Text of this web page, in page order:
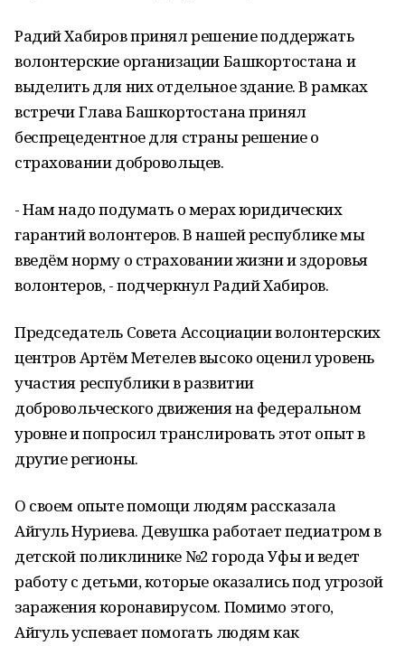
Радий Хабиров принял решение поддержать
волонтерские организации Башкортостана и
выделить для них отдельное здание. В рамках
встречи Глава Башкортостана принял
беспрецедентное для страны решение о
страховании добровольцев.
- Нам надо подумать о мерах юридических
гарантий волонтеров. В нашей республике мы
введём норму о страховании жизни и здоровья
волонтеров, - подчеркнул Радий Хабиров.
Председатель Совета Ассоциации волонтерских
центров Артём Метелев высоко оценил уровень
участия республики в развитии
добровольческого движения на федеральном
уровне и попросил транслировать этот опыт в
другие регионы.
О своем опыте помощи людям рассказала
Айгуль Нуриева. Девушка работает педиатром в
детской поликлинике №2 города Уфы и ведет
работу с детьми, которые оказались под угрозой
заражения коронавирусом. Помимо этого,
Айгуль успевает помогать людям как